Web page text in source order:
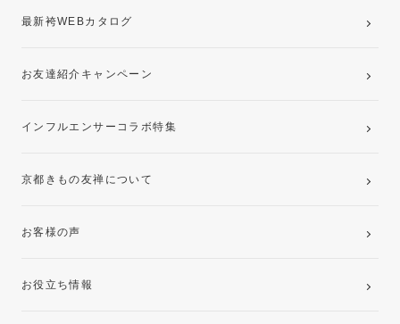
最新袴WEBカタログ
お友達紹介キャンペーン
インフルエンサーコラボ特集
京都きもの友禅について
お客様の声
お役立ち情報